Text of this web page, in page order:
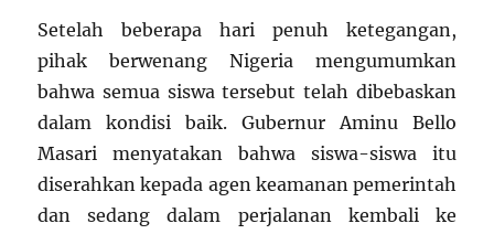
Setelah beberapa hari penuh ketegangan,
pihak berwenang Nigeria mengumumkan
bahwa semua siswa tersebut telah dibebaskan
dalam kondisi baik. Gubernur Aminu Bello
Masari menyatakan bahwa siswa-siswa itu
diserahkan kepada agen keamanan pemerintah
dan sedang dalam perjalanan kembali ke